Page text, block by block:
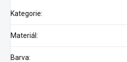
Kategorie:
Materiál :
Barva: